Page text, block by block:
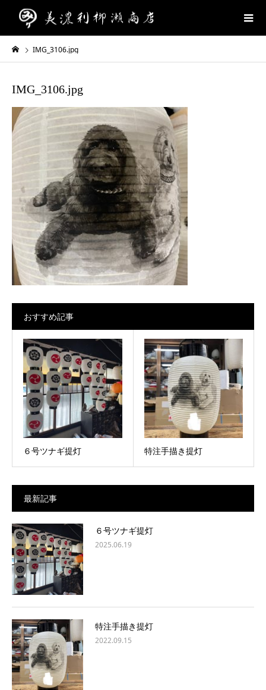
IMG_3106.jpg
IMG_3106.jpg
おすすめ記事
６号ツナギ提灯 特注手描き提灯
最新記事
６号ツナギ提灯
2025.06.19
特注手描き提灯
2022.09.15